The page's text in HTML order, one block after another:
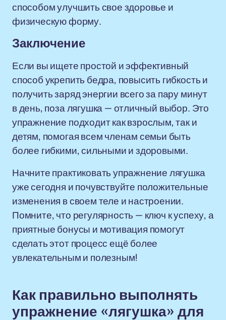
способом улучшить свое здоровье и
физическую форму.
Заключение
Если вы ищете простой и эффективный
способ укрепить бедра, повысить гибкость и
получить заряд энергии всего за пару минут
в день, поза лягушка — отличный выбор. Это
упражнение подходит как взрослым, так и
детям, помогая всем членам семьи быть
более гибкими, сильными и здоровыми.
Начните практиковать упражнение лягушка
уже сегодня и почувствуйте положительные
изменения в своем теле и настроении.
Помните, что регулярность — ключ к успеху, а
приятные бонусы и мотивация помогут
сделать этот процесс ещё более
увлекательным и полезным!
Как правильно выполнять
упражнение «лягушка» для